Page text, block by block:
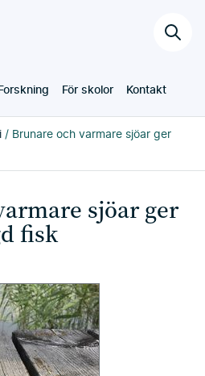
Forskning För skolor Kontakt
Sök
Brunare och varmare sjöar ger
sjöar ger
fisk